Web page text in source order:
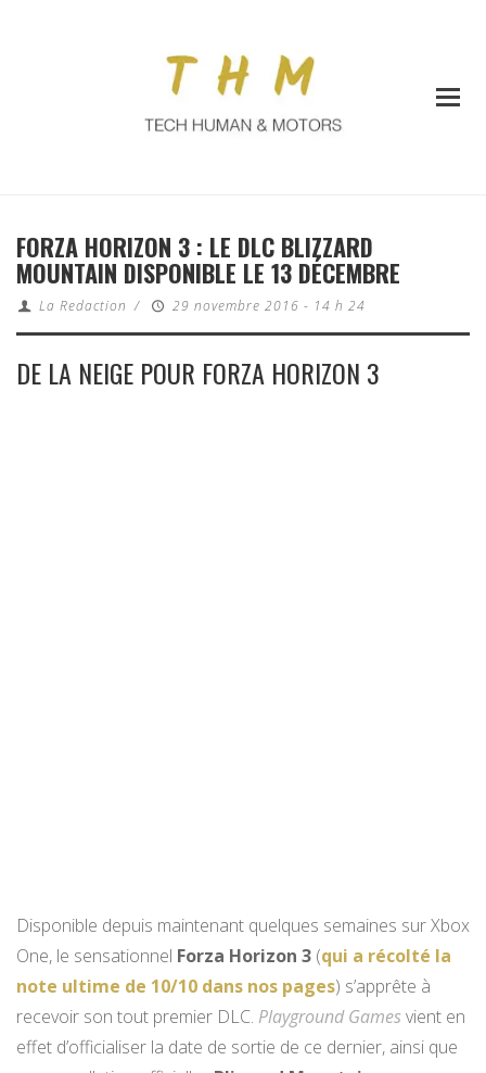
FORZA HORIZON 3 : LE DLC BLIZZARD
MOUNTAIN DISPONIBLE LE 13 DÉCEMBRE
La Redaction / 29 novembre 2016 - 14 h 24
DE LA NEIGE POUR FORZA HORIZON 3
Disponible depuis maintenant quelques semaines sur Xbox
One, le sensationnel Forza Horizon 3 (qui a récolté la
note ultime de 10/10 dans nos pages) s’apprête à
recevoir son tout premier DLC. Playground Games vient en
effet d’officialiser la date de sortie de ce dernier, ainsi que